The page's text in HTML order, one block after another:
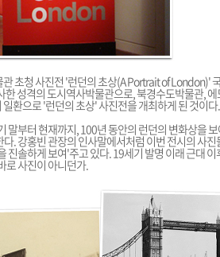
초청 사진전 '런던의 초상(A Portrait of London)'
성격의 도시역사박물관으로, 북경수도박물관,
환으로 '런던의 초상' 사진전을 개최하게 된 것이다.
말부터 현재까지, 100년 동안의 런던의 변화상을
. 강홍빈 관장의 인사말에서처럼 이번 전시의 사
진솔하게 보여'주고 있다. 19세기 발명 이래 근대
로 사진이 아니던가.